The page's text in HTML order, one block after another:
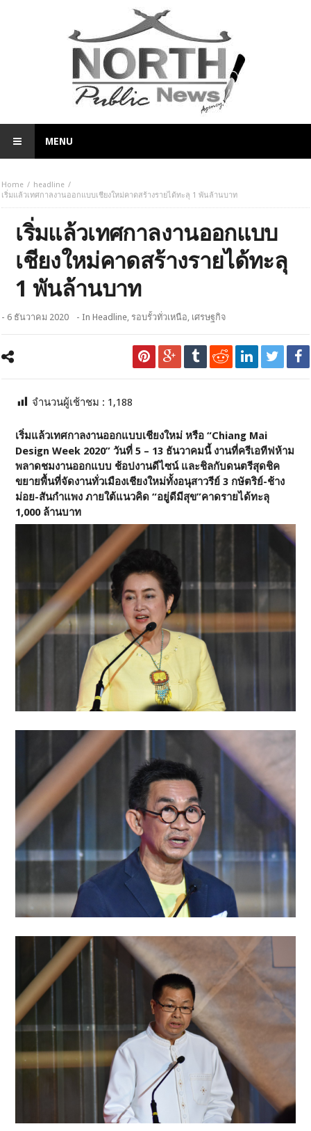
MENU
Home
headline
เริ่มแล้วเทศกาลงานออกแบบเชียงใหม่คาดสร้างรายได้ทะลุ 1 พันล้านบาท
เริ่มแล้วเทศกาลงานออกแบบ
เชียงใหม่คาดสร้างรายได้ทะลุ
1 พันล้านบาท
- 6 ธันวาคม 2020 - InHeadline, รอบรั้วทั่วเหนือ, เศรษฐกิจ
จำนวนผู้เช้าชม : 1,188
เริ่มแล้วเทศกาลงานออกแบบเชียงใหม่ หรือ “Chiang Mai
Design Week 2020” วันที่ 5 – 13 ธันวาคมนี้ งานที่ครีเอทีฟห้าม
พลาดชมงานออกแบบ ช้อปงานดีไซน์ และชิลกับดนตรีสุดชิค
ขยายพื้นที่จัดงานทั่วเมืองเชียงใหม่ทั้งอนุสาวรีย์ 3 กษัตริย์-ช้าง
ม่อย-สันกำแพง ภายใต้แนวคิด “อยู่ดีมีสุข”คาดรายได้ทะลุ
1,000 ล้านบาท